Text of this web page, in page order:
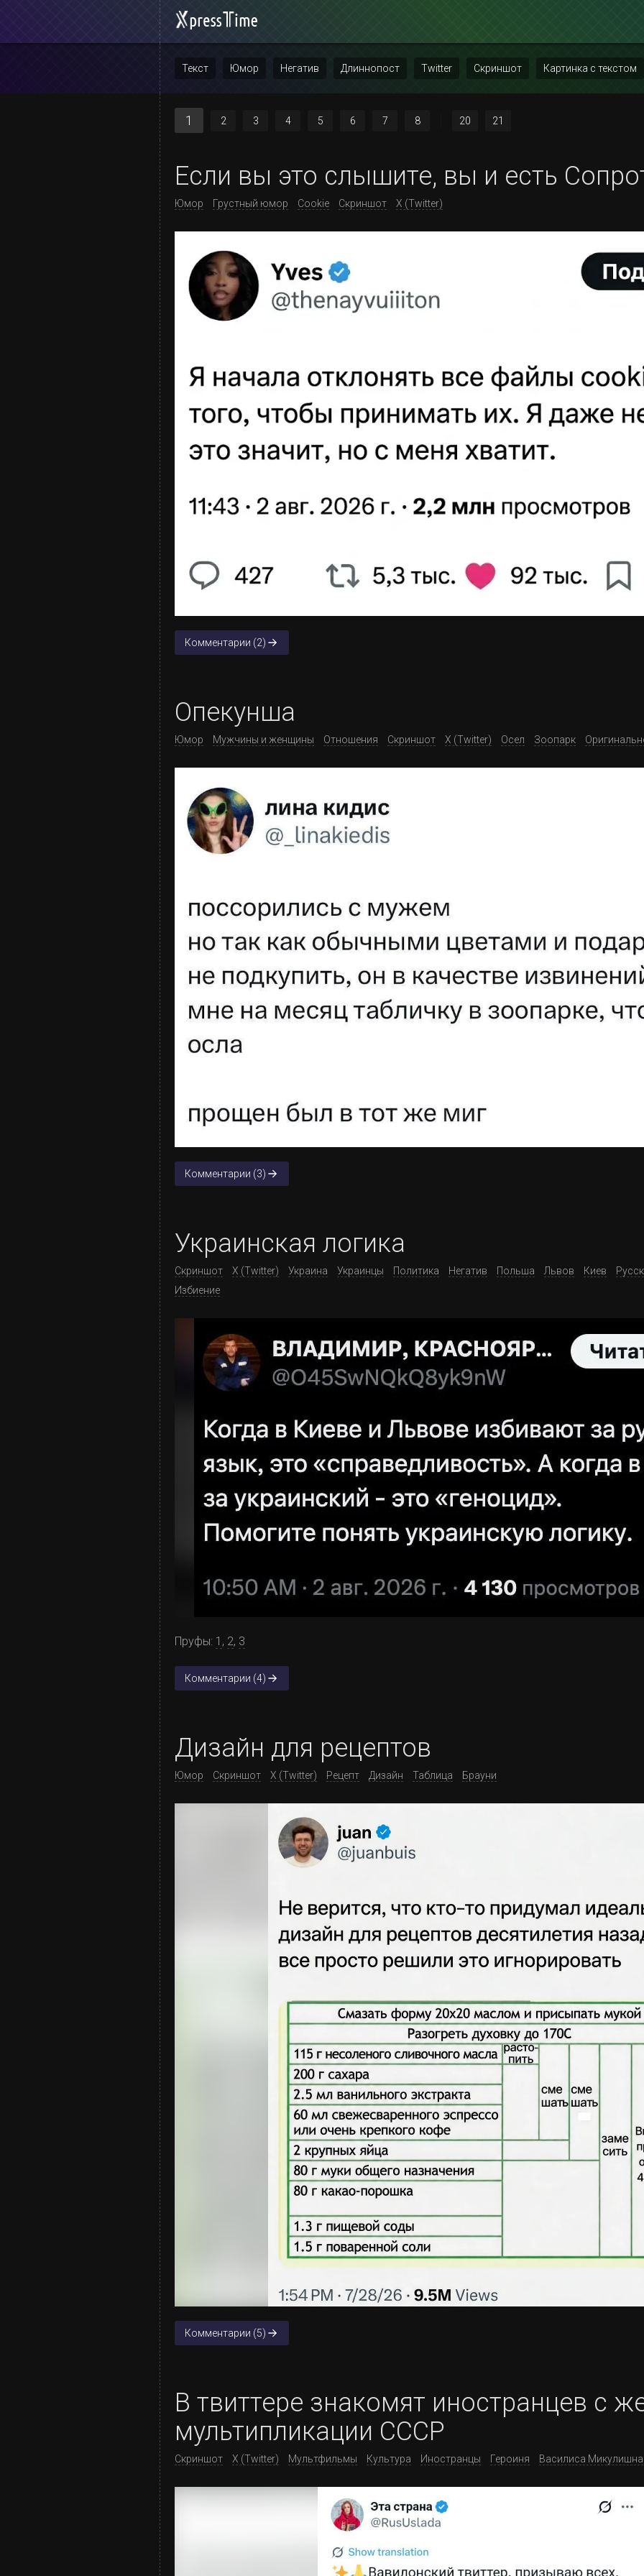
Текст Юмор Негатив Длиннопост Twitter Скриншот Картинка с текстом
1 2 3 4 5 6 7 8 20 21
Если вы это слышите, вы и есть
Юмор Грустный юмор Cookie Скриншот X (Twitter)
Комментарии (2)
Опекунша
Юмор Мужчины и женщины Отношения Скриншот X (Twitter) Осел Зоопарк
Комментарии (3)
Украинская логика
Скриншот X (Twitter) Украина Украинцы Политика Негатив Польша Львов Киев
Избиение
Пруфы: 1 , 2, 3
Комментарии (4)
Дизайн для рецептов
Юмор Скриншот X (Twitter) Рецепт Дизайн Таблица Брауни
Комментарии (5)
В твиттере знакомят иностранцев с
мультипликации СССР
Скриншот X (Twitter) Мультфильмы Культура Иностранцы Героиня Василиса Микулишна